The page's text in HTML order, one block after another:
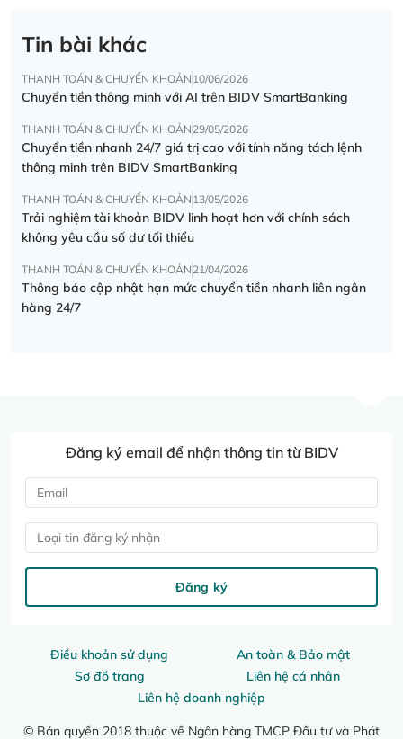
Tin bài khác
THANH TOÁN & CHUYỂN KHOẢN 10/06/2026
Chuyển tiền thông minh với AI trên BIDV SmartBanking
THANH TOÁN & CHUYỂN KHOẢN 29/05/2026
Chuyển tiền nhanh 24/7 giá trị cao với tính năng tách lệnh
thông minh trên BIDV SmartBanking
THANH TOÁN & CHUYỂN KHOẢN 13/05/2026
Trải nghiệm tài khoản BIDV linh hoạt hơn với chính sách
không yêu cầu số dư tối thiểu
THANH TOÁN & CHUYỂN KHOẢN 21/04/2026
Thông báo cập nhật hạn mức chuyển tiền nhanh liên ngân
hàng 24/7
Điều khoản sử dụng
An toàn & Bảo mật
Sơ đồ trang
Liên hệ cá nhân
Liên hệ doanh nghiệp
© Bản quyền 2018 thuộc về Ngân hàng TMCP Đầu tư và Phát
Đăng ký email để nhận thông tin từ BIDV
Loại tin đăng ký nhận
Đăng ký